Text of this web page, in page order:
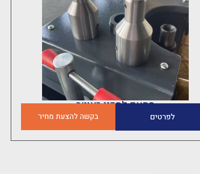
מתאם לסכין ראוטר
לפרטים בקשה להצעת מחיר